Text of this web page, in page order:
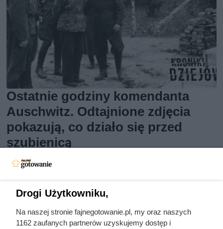
Ostatnie godziny komendanta
Auschwitz. Odtajnione zdjęcia
pokazują, co działo się przed
szubienicą
Drogi Użytkowniku,
Na naszej stronie fajnegotowanie.pl, my oraz naszych
1162 zaufanych partnerów uzyskujemy dostęp i